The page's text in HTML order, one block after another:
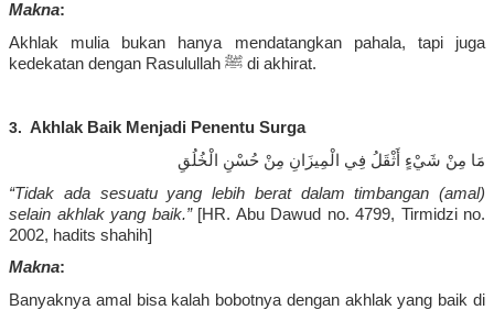
Makna:
Akhlak
mulia bukan hanya mendatangkan pahala, tapijuga
kedekatan dengan Rasulullah ﷺ di akhirat.
3. AkhlakBaik Menjadi Penentu Surga
مَا مِنْ شَيْءٍ أَثْقَلُ فِي الْمِيزَانِ مِنْ حُسْنِ الْخُلُقِ
“Tidak ada sesuatuyang lebih berat dalam timbangan (amal)
selain akhlakyang baik.” [HR. Abu Dawud no. 4799, Tirmidzino.
2002, hadits shahih]
Makna:
Banyaknya amal bisa kalah bobotnya dengan akhlak yang baik di